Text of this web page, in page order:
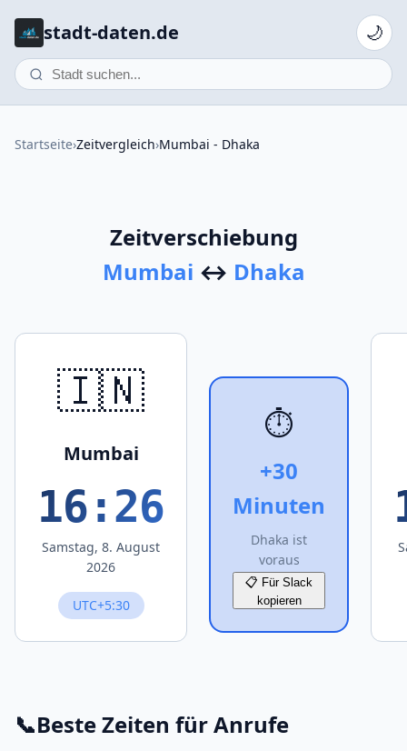
stadt-daten.de 🌙
Startseite›Zeitvergleich›Mumbai - Dhaka
Zeitverschiebung
Mumbai ↔ Dhaka
🇮🇳
Mumbai
16:26
Samstag, 8. August
2026
UTC+5:30
⏱️
+30
Minuten
Dhaka ist
voraus
📋 Für Slack
kopieren
📞Beste Zeiten für Anrufe